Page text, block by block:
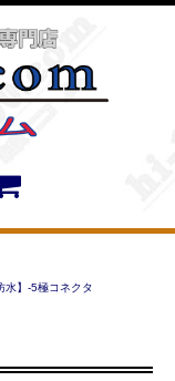
水】-5極コネクタ